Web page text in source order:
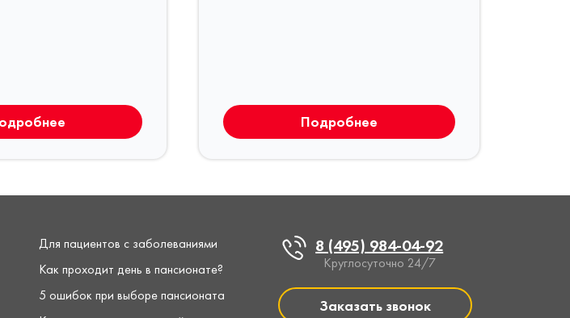
Подробнее
Для пациентов с заболеваниями
Как проходит день в пансионате?
5 ошибок при выборе пансионата
8 (495) 984-04-92
Круглосуточно 24/7
Заказать звонок